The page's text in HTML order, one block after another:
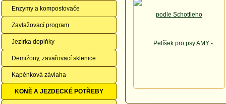
Enzymy a kompostovače
Zavlažovací program
Jezírka doplňky
Demižony, zavařovací sklenice
Kapénková závlaha
KONĚ A JEZDECKÉ POTŘEBY